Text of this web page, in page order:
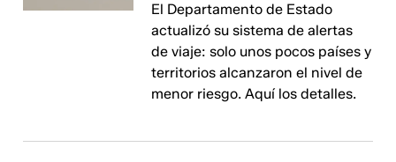
El Departamento de Estado
actualizó su sistema de alertas
de viaje: solo unos pocos países y
territorios alcanzaron el nivel de
menor riesgo. Aquí los detalles.